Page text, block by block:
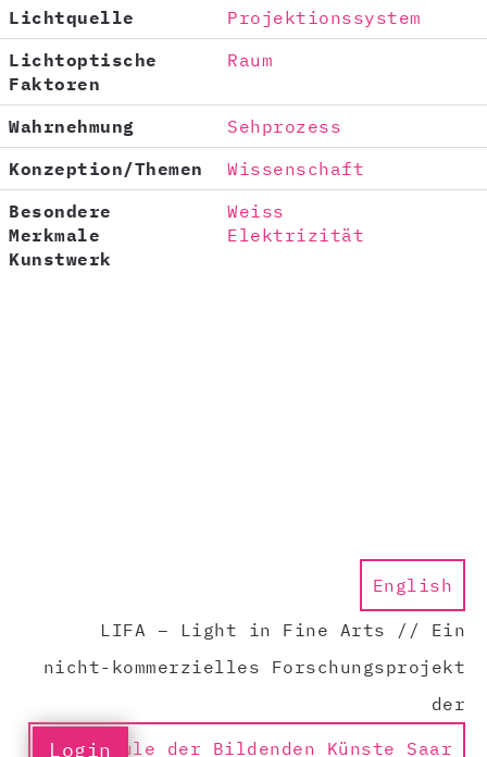
Lichtquelle
Projektionssystem
Lichtoptische
Faktoren
Raum
Wahrnehmung
Sehprozess
Konzeption/Themen
Wissenschaft
Besondere
Merkmale
Kunstwerk
Weiss
Elektrizität
English
LIFA – Light in Fine Arts // Ein
nicht-kommerzielles Forschungsprojekt
der
Hochschule der Bildenden Künste Saar
Login